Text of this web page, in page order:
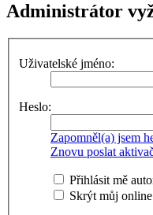
Administrátor
Uživatelské jméno:
Heslo:
Zapomněl(a) jsem
Znovu poslat
Přihlásit mě
Skrýt můj